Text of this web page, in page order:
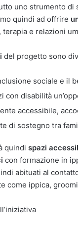
uno strumento di
quindi ad offrire
e relazioni
del progetto sono
sociale e il
con disabilità
accessibile,
di sostegno tra
quindi spazi
con formazione in
abituati al
come ippica,